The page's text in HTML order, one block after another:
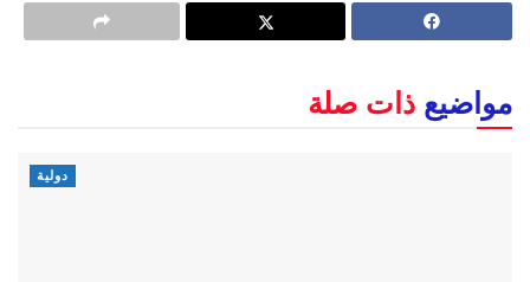
مواضيع ذات صلة
دولية